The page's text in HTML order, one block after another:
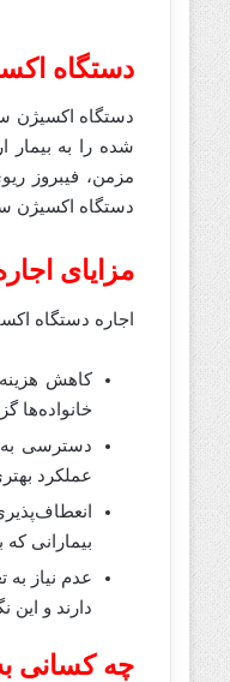
دستگاه
دستگاه اکسیژن
شده را به بیمار
مزمن، فیبروز
دستگاه اکسیژن
مزایای
اجاره دستگاه
کاهش
خانواده‌ها
دسترسی به
عملکرد
بیمارانی
عدم نیاز
دارند و
چه کسانی